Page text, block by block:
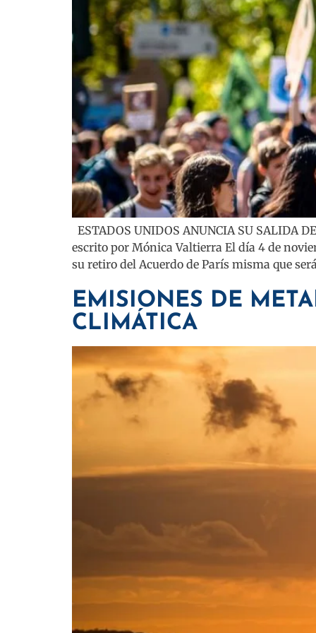
ESTADOS UNIDOS ANUNCIA SU SALIDA
escrito por Mónica Valtierra El día 4 de
su retiro del Acuerdo de París misma que
EMISIONES DE
CLIMÁTICA